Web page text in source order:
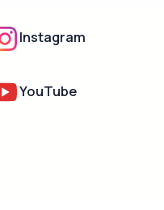
Instagram
YouTube